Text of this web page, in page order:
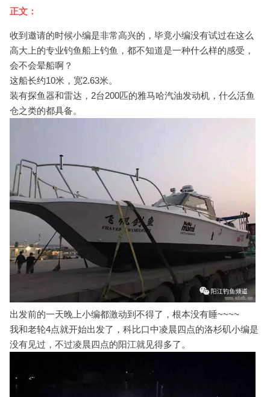
正文：
收到邀请的时候小编是非常高兴的，毕竟小编没有试过在这么
高大上的专业钓鱼船上钓鱼，都不知道是一种什么样的感受，
会不会晕船啊？
这船长约10米，宽2.63米。
装有探鱼器和雷达，2台200匹的雅马哈汽油发动机，什么活鱼
仓之类的都具备。
出发前的一天晚上小编都激动到不得了，根本没有睡~~~~
我和老轮4点就开始出发了，科比口中凌晨四点的洛杉矶小编是
没有见过，不过凌晨四点的阳江就见得多了。